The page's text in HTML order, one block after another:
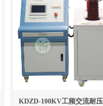
KDZD-100KV工频交流耐